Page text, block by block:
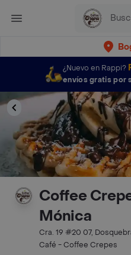
¿Nuevo en Rappi?
envíos gratis por
Coffee
Mónica
Cra. 19 #20 07,
Café - Coffee Crepes